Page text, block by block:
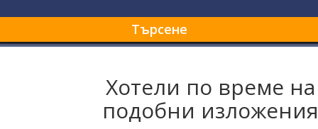
Търсене
Хотели по време на
подобни изложения